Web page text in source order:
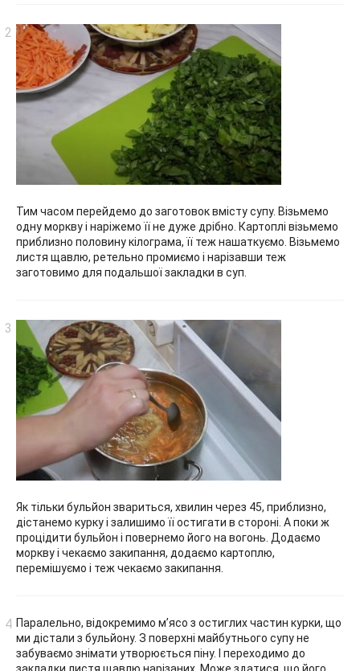
Тим часом перейдемо до заготовок вмісту супу. Візьмемо
одну моркву і наріжемо її не дуже дрібно. Картоплі візьмемо
приблизно половину кілограма, її теж нашаткуємо. Візьмемо
листя щавлю, ретельно промиємо і нарізавши теж
заготовимо для подальшої закладки в суп.
Як тільки бульйон звариться, хвилин через 45, приблизно,
дістанемо курку і залишимо її остигати в стороні. А поки ж
процідити бульйон і повернемо його на вогонь. Додаємо
моркву і чекаємо закипання, додаємо картоплю,
перемішуємо і теж чекаємо закипання.
Паралельно, відокремимо м’ясо з остиглих частин курки, що
ми дістали з бульйону. З поверхні майбутнього супу не
забуваємо знімати утворюється піну. І переходимо до